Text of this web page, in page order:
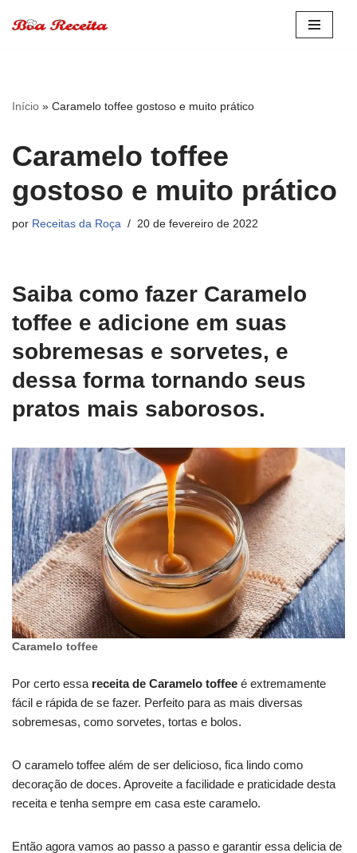
conteúdo
Início » Caramelo toffee gostoso e muito prático
Caramelo toffee
gostoso e muito prático
por Receitas da Roça 20 de fevereiro de 2022
Saiba como fazer Caramelo
toffee e adicione em suas
sobremesas e sorvetes, e
dessa forma tornando seus
pratos mais saborosos.
Caramelo toffee
Por certo essa receita de Caramelo toffee é extremamente
fácil e rápida de se fazer. Perfeito para as mais diversas
sobremesas, como sorvetes, tortas e bolos.
O caramelo toffee além de ser delicioso, fica lindo como
decoração de doces. Aproveite a facilidade e praticidade desta
receita e tenha sempre em casa este caramelo.
Então agora vamos ao passo a passo e garantir essa delicia de